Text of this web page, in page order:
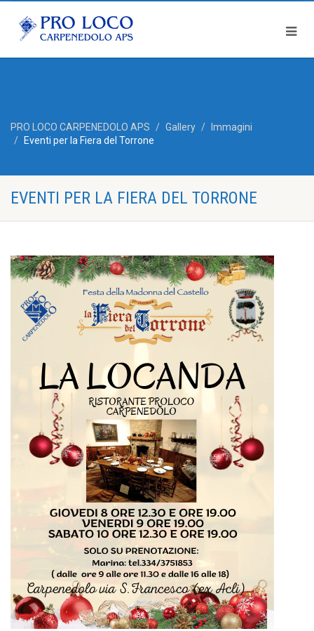
PRO LOCO CARPENEDOLO APS Gallery
Immagini
Eventi per la Fiera del Torrone
EVENTI PER LA FIERA DEL TORRONE